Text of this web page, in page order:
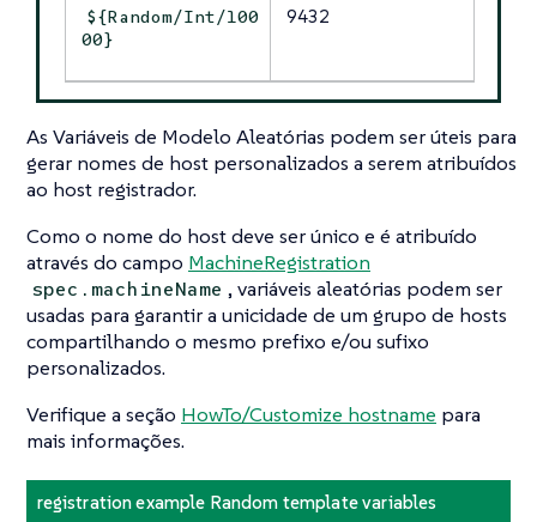
${Random/Int/100
00}
9432
As Variáveis de Modelo Aleatórias podem ser úteis para
gerar nomes de host personalizados a serem atribuídos
ao host registrador.
Como o nome do host deve ser único e é atribuído
através do campo MachineRegistration
spec.machineName , variáveis aleatórias podem ser
usadas para garantir a unicidade de um grupo de hosts
compartilhando o mesmo prefixo e/ou sufixo
personalizados.
Verifique a seção HowTo/Customize hostname para
mais informações.
registration example Random template variables